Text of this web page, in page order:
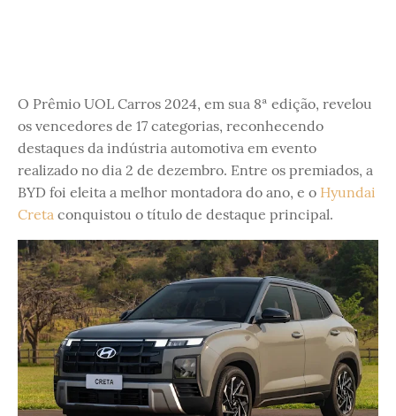
O Prêmio UOL Carros 2024, em sua 8ª edição, revelou
os vencedores de 17 categorias, reconhecendo
destaques da indústria automotiva em evento
realizado no dia 2 de dezembro. Entre os premiados, a
BYD foi eleita a melhor montadora do ano, e o Hyundai
Creta conquistou o título de destaque principal.